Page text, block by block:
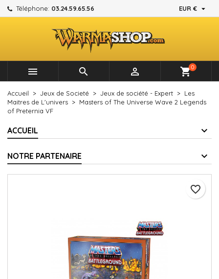
Téléphone: 03.24.59.65.56 EUR € 
   shopping_cart0
Accueil Jeux de Societé Jeux de société - Expert
Les
Maitres de L'univers
Masters of The Universe Wave 2 Legends
of Preternia VF
ACCUEIL
NOTRE PARTENAIRE
favorite_border
Mes listes d'envies ×
Créer une nouvelle liste
Créer une liste d'envies ×
Nom de la liste d'envies
Annuler Créer une liste d'envies
Connexion ×
Vous devez être connecté pour ajouter des produits à
votre liste d'envies.